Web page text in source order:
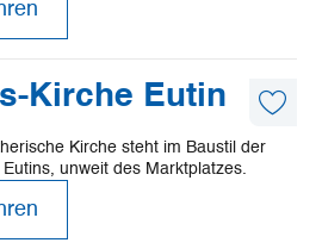
Kirche Eutin
Kirche steht im Baustil der
unweit des Marktplatzes.